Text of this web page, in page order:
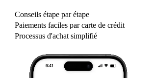
Conseils étape par étape
Paiements faciles par carte de crédit
Processus d'achat simplifié